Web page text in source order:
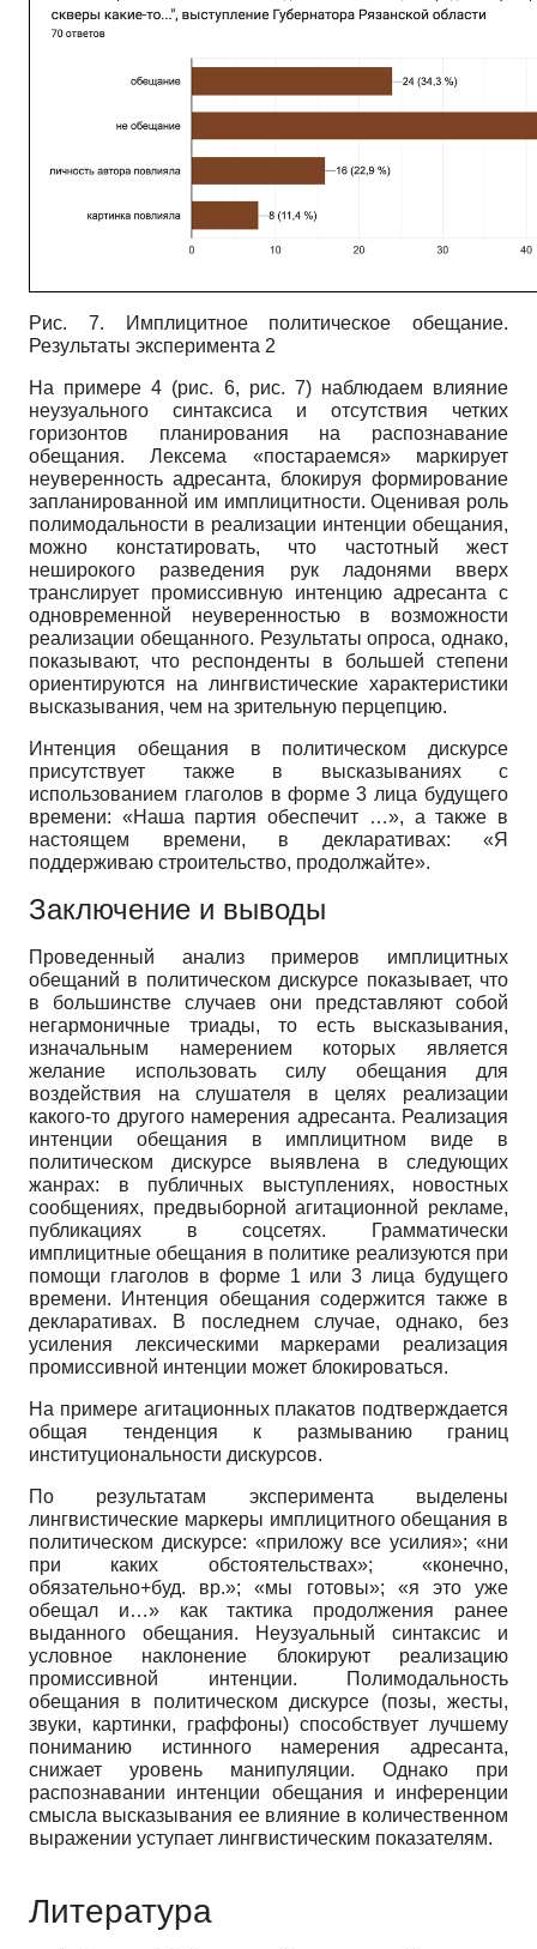
Рис. 7. Имплицитное политическое обещание.
Результаты эксперимента 2
На примере 4 (рис. 6, рис. 7) наблюдаем влияние
неузуального синтаксиса и отсутствия четких
горизонтов планирования на распознавание
обещания. Лексема «постараемся» маркирует
неуверенность адресанта, блокируя формирование
запланированной им имплицитности. Оценивая роль
полимодальности в реализации интенции обещания,
можно констатировать, что частотный жест
неширокого разведения рук ладонями вверх
транслирует промиссивную интенцию адресанта с
одновременной неуверенностью в возможности
реализации обещанного. Результаты опроса, однако,
показывают, что респонденты в большей степени
ориентируются на лингвистические характеристики
высказывания, чем на зрительную перцепцию.
Интенция обещания в политическом дискурсе
присутствует также в высказываниях с
использованием глаголов в форме 3 лица будущего
времени: «Наша партия обеспечит …», а также в
настоящем времени, в декларативах: «Я
поддерживаю строительство, продолжайте».
Заключение и выводы
Проведенный анализ примеров имплицитных
обещаний в политическом дискурсе показывает, что
в большинстве случаев они представляют собой
негармоничные триады, то есть высказывания,
изначальным намерением которых является
желание использовать силу обещания для
воздействия на слушателя в целях реализации
какого-то другого намерения адресанта. Реализация
интенции обещания в имплицитном виде в
политическом дискурсе выявлена в следующих
жанрах: в публичных выступлениях, новостных
сообщениях, предвыборной агитационной рекламе,
публикациях в соцсетях. Грамматически
имплицитные обещания в политике реализуются при
помощи глаголов в форме 1 или 3 лица будущего
времени. Интенция обещания содержится также в
декларативах. В последнем случае, однако, без
усиления лексическими маркерами реализация
промиссивной интенции может блокироваться.
На примере агитационных плакатов подтверждается
общая тенденция к размыванию границ
институциональности дискурсов.
По результатам эксперимента выделены
лингвистические маркеры имплицитного обещания в
политическом дискурсе: «приложу все усилия»; «ни
при каких обстоятельствах»; «конечно,
обязательно+буд. вр.»; «мы готовы»; «я это уже
обещал и…» как тактика продолжения ранее
выданного обещания. Неузуальный синтаксис и
условное наклонение блокируют реализацию
промиссивной интенции. Полимодальность
обещания в политическом дискурсе (позы, жесты,
звуки, картинки, граффоны) способствует лучшему
пониманию истинного намерения адресанта,
снижает уровень манипуляции. Однако при
распознавании интенции обещания и инференции
смысла высказывания ее влияние в количественном
выражении уступает лингвистическим показателям.
Литература